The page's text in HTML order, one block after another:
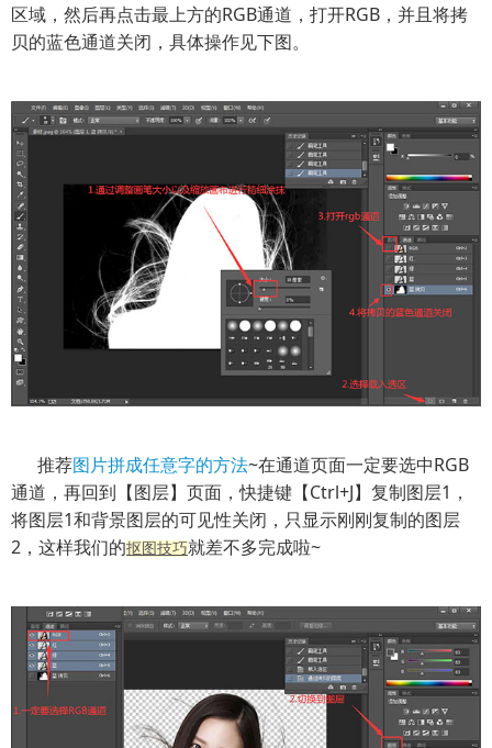
区域，然后再点击最上方的RGB通道，打开RGB，并且将拷
贝的蓝色通道关闭，具体操作见下图。
推荐图片拼成任意字的方法~在通道页面一定要选中RGB
通道，再回到【图层】页面，快捷键【Ctrl+J】复制图层1，
将图层1和背景图层的可见性关闭，只显示刚刚复制的图层
2，这样我们的抠图技巧就差不多完成啦~